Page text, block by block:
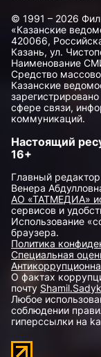
© 1991 – 2026
«Казанские
420066,
Казань, ул.
Наименование
Средство
Казанские
сфере связи,
коммуникаций.
Настоящий
16+
Главный
Венера
АО «ТАТМЕДИА»
сервисов и
Использование
браузера.
Политика
Специальная
О фактах
почту
Любое
соблюдении
гиперссылки на